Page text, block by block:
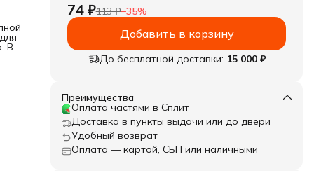
В
74 ₽113 ₽−35%
Добавить в корзину
До бесплатной доставки: 15 000 ₽
Преимущества
Оплата частями в Сплит
Доставка в пункты выдачи или до двери
Удобный возврат
Оплата — картой, СБП или наличными